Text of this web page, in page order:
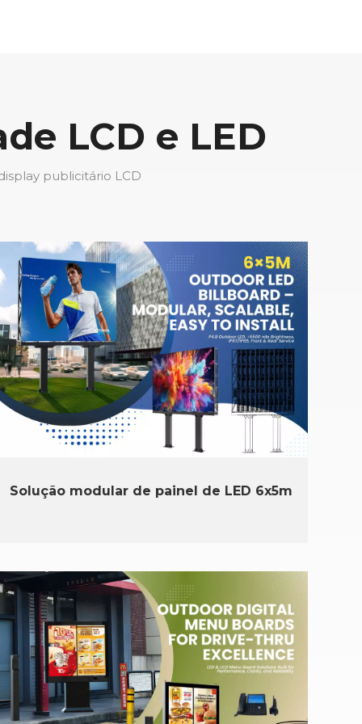
LCD e LED
publicitário LCD
Solução modular de painel de LED 6x5m